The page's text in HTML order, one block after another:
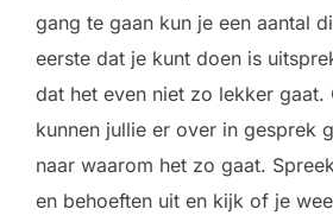
gang te gaan kun je een aantal
eerste dat je kunt doen is
dat het even niet zo lekker gaat.
kunnen jullie er over in gesprek
naar waarom het zo gaat.
en behoeften uit en kijk of je